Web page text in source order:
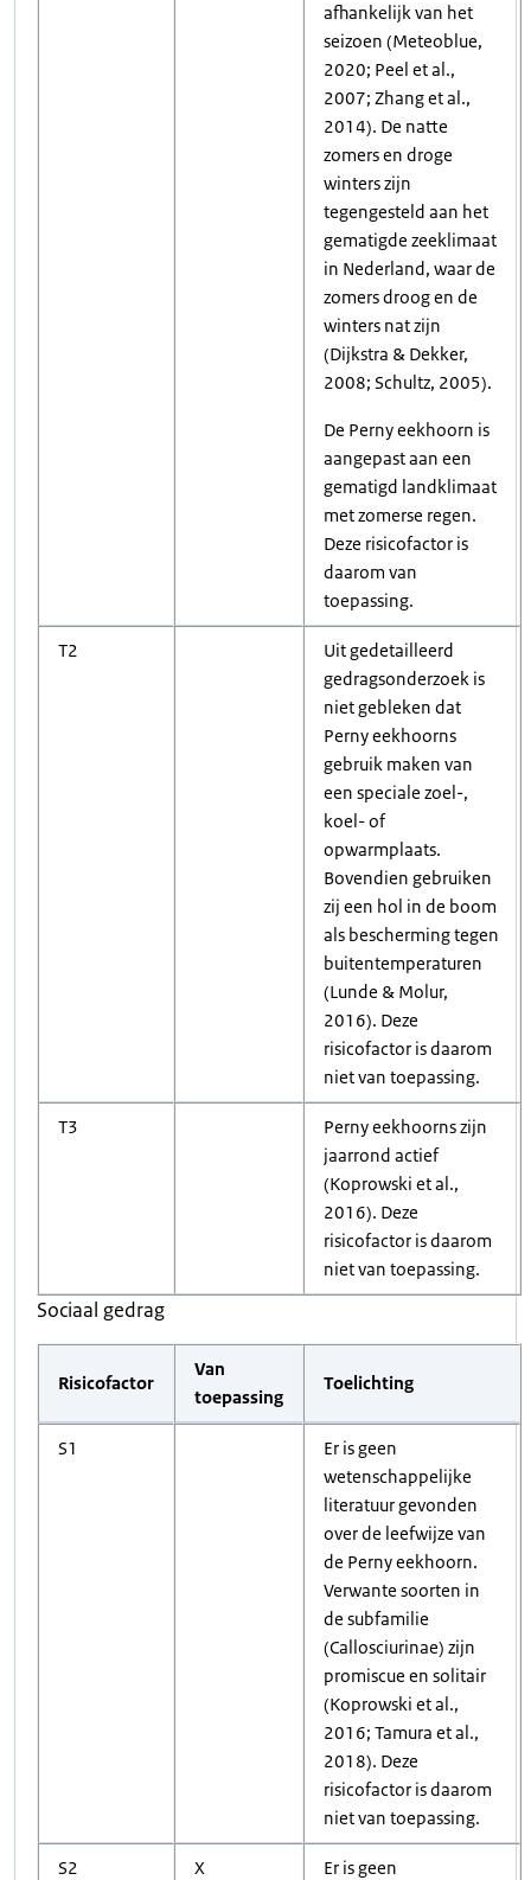
afhankelijk van het
seizoen (Meteoblue,
2020; Peel et al.,
2007; Zhang et al.,
2014). De natte
zomers en droge
winters zijn
tegengesteld aan het
gematigde zeeklimaat
in Nederland, waar de
zomers droog en de
winters nat zijn
(Dijkstra & Dekker,
2008; Schultz, 2005).
De Perny eekhoorn is
aangepast aan een
gematigd landklimaat
met zomerse regen.
Deze risicofactor is
daarom van
toepassing.
T2
Uit gedetailleerd
gedragsonderzoek is
niet gebleken dat
Perny eekhoorns
gebruik maken van
een speciale zoel-,
koel- of
opwarmplaats.
Bovendien gebruiken
zij een hol in de boom
als bescherming tegen
buitentemperaturen
(Lunde & Molur,
2016). Deze
risicofactor is daarom
niet van toepassing.
T3
Perny eekhoorns zijn
jaarrond actief
(Koprowski et al.,
2016). Deze
risicofactor is daarom
niet van toepassing.
Sociaal gedrag
Risicofactor
Van
toepassing
Toelichting
S1
Er is geen
wetenschappelijke
literatuur gevonden
over de leefwijze van
de Perny eekhoorn.
Verwante soorten in
de subfamilie
(Callosciurinae) zijn
promiscue en solitair
(Koprowski et al.,
2016; Tamura et al.,
2018). Deze
risicofactor is daarom
niet van toepassing.
S2 X Er is geen